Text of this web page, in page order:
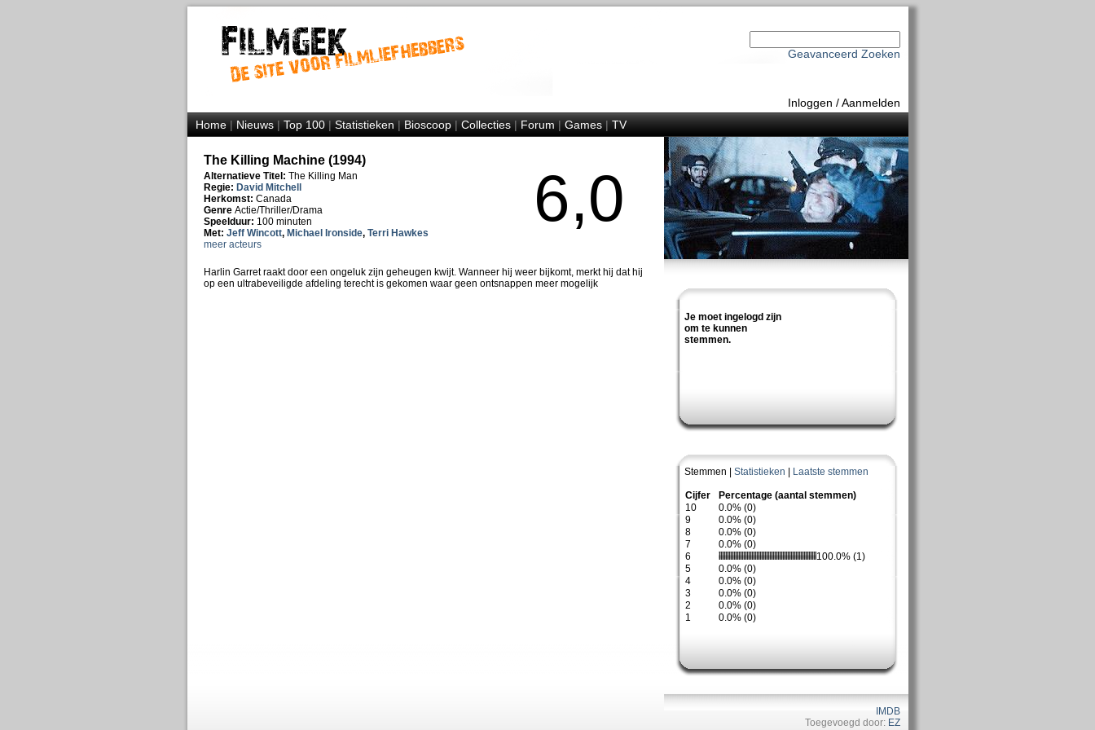
Geavanceerd Zoeken
Inloggen /Aanmelden
Home|Nieuws|Top 100|Statistieken|Bioscoop|Collecties|Forum|Games|TV
Je moet ingelogd zijn
om te kunnen
stemmen.
Stemmen | Statistieken Laatste stemmen
Cijfer
Percentage (aantal stemmen)
10
0.0% (0)
9
0.0% (0)
8
0.0% (0)
7
0.0% (0)
6
100.0% (1)
5
0.0% (0)
4
0.0% (0)
3
0.0% (0)
2
0.0% (0)
1
0.0% (0)
IMDB
Toegevoegd door: EZ
The Killing Machine (1994)
Alternatieve Titel: The Killing Man
Regie: David Mitchell
Herkomst: Canada
Genre Actie/Thriller/Drama
Speelduur: 100 minuten
Met: Jeff Wincott, Michael Ironside, Terri Hawkes
meer acteurs
6,0
Harlin Garret raakt door een ongeluk zijn geheugen kwijt. Wanneer hij weer bijkomt, merkt hij dat hij
op een ultrabeveiligde afdeling terecht is gekomen waar geen ontsnappen meer mogelijk